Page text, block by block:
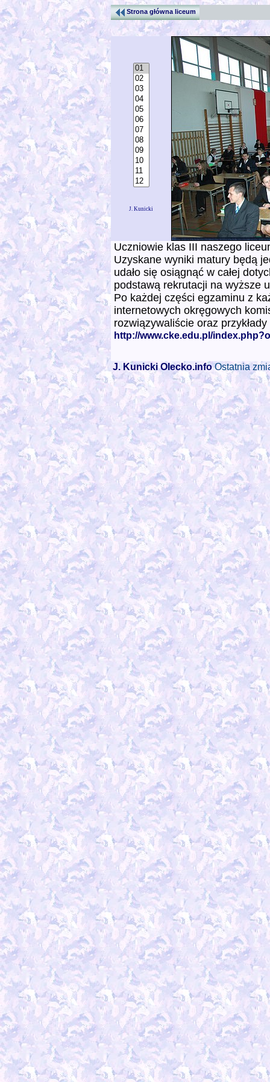
Strona główna liceum
.
J. Kunicki
Uczniowie klas III naszego
Uzyskane wyniki matury będą
udało się osiągnąć w całej
podstawą rekrutacji na wyższe
Po każdej części egzaminu z
internetowych okręgowych
rozwiązywaliście oraz
http://www.cke.edu.pl/
J. Kunicki Olecko.infoOstatnia